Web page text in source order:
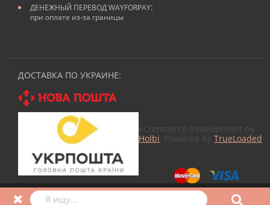
ДЕНЕЖНЫЙ ПЕРЕВОД WAYFORPAY:
при оплате из-за границы
ДОСТАВКА ПО УКРАИНЕ:
eCommerce development by
Holbi . Powered by TrueLoaded
© 2026 Все для маникюра